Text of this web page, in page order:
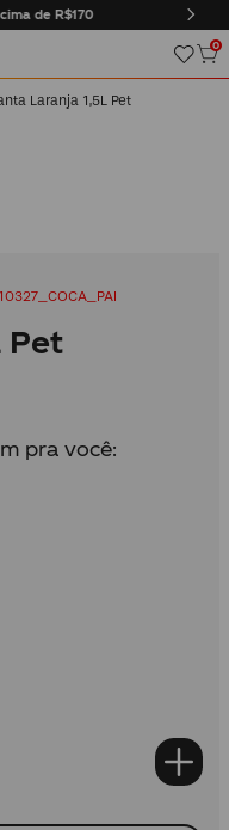
somente na cidade do Rio
0
Laranja 1,5L Pet
Pet
pra você: